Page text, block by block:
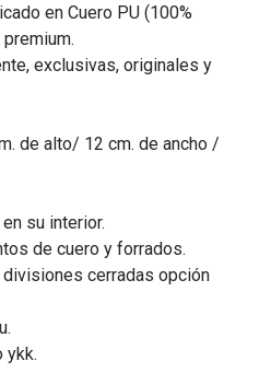
en Cuero PU (100%
exclusivas, originales y
de alto/ 12 cm. de ancho /
su interior.
de cuero y forrados.
cerradas opción
ykk.